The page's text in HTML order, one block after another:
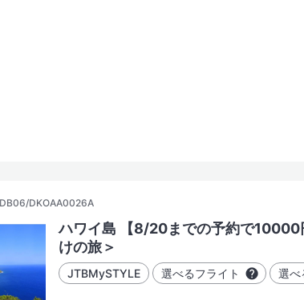
（SLグレード）
その土地、場合により国を代表する「有名かつ名門豪華ホテル」
（Aグレード）
「十分に快適な滞在」が可能と考えるホテル。部屋はやや手狭になることが
DKOAA0026A
ハワイ島 【8/20までの予約で10000
けの旅＞
JTBMySTYLE 選べるフライト 選べ